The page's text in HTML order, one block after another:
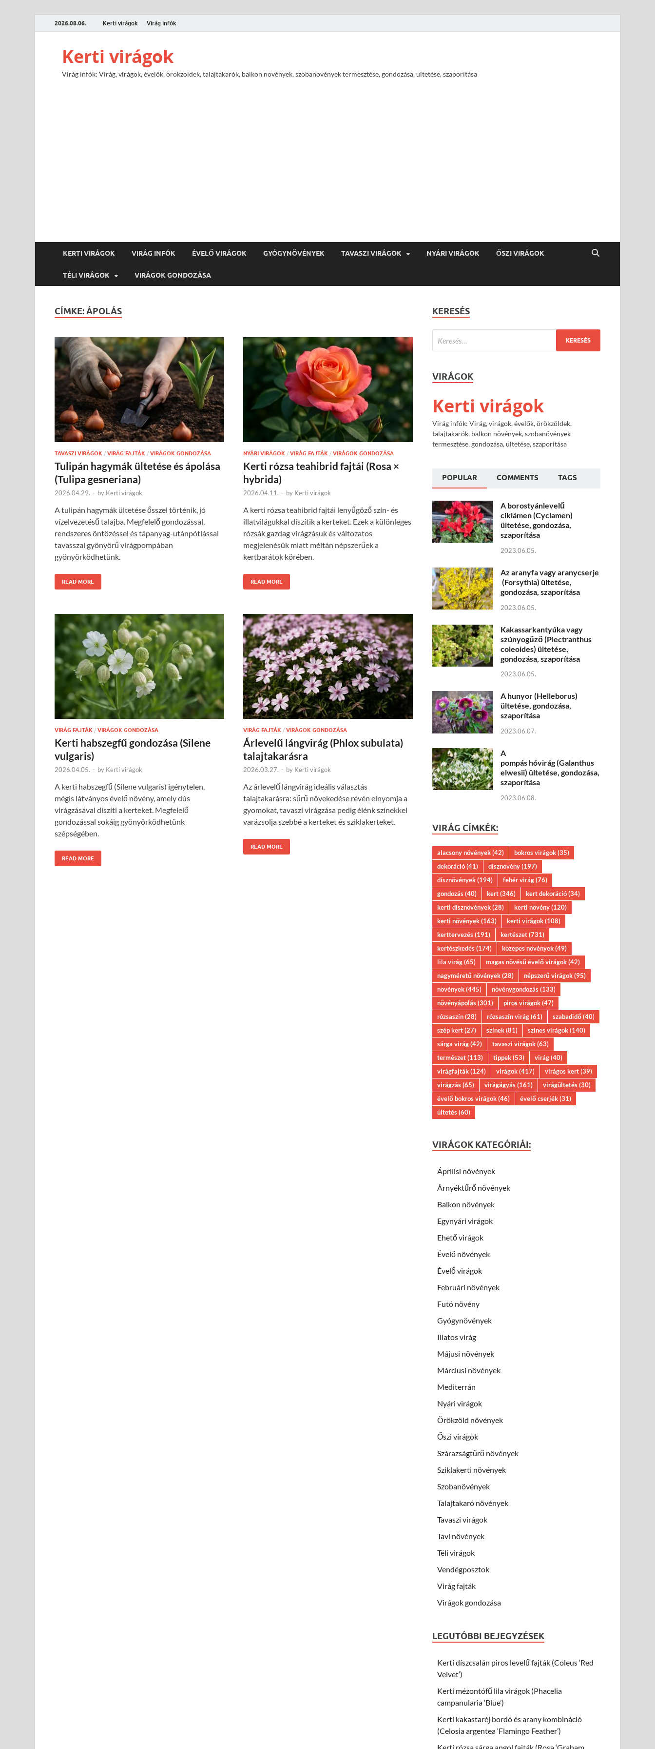
2026.08.06. Kerti virágok Virág infók
Kerti virágok
Virág infók: Virág, virágok, évelők, örökzöldek, talajtakarók, balkon növények, szobanövények termesztése, gondozása, ültetése, szaporítása
KERTI VIRÁGOK VIRÁG INFÓK ÉVELŐ VIRÁGOK GYÓGYNÖVÉNYEK TAVASZI VIRÁGOK NYÁRI VIRÁGOK ŐSZI VIRÁGOK
TÉLI VIRÁGOK VIRÁGOK GONDOZÁSA
CÍMKE:ÁPOLÁS
TAVASZI VIRÁGOK / VIRÁG FAJTÁK / VIRÁGOK GONDOZÁSA
Tulipán hagymák ültetése és ápolása
(Tulipa gesneriana)
2026.04.29. - by Kerti virágok
A tulipán hagymák ültetése ősszel történik, jó
vízelvezetésű talajba. Megfelelő gondozással,
rendszeres öntözéssel és tápanyag-utánpótlással
tavasszal gyönyörű virágpompában
gyönyörködhetünk.
READ MORE
NYÁRI VIRÁGOK / VIRÁG FAJTÁK / VIRÁGOK GONDOZÁSA
Kerti rózsa teahibrid fajtái (Rosa ×
hybrida)
2026.04.11. - by Kerti virágok
A kerti rózsa teahibrid fajtái lenyűgöző szín- és
illatvilágukkal díszítik a kerteket. Ezek a különleges
rózsák gazdag virágzásuk és változatos
megjelenésük miatt méltán népszerűek a
kertbarátok körében.
READ MORE
VIRÁG FAJTÁK / VIRÁGOK GONDOZÁSA
Kerti habszegfű gondozása (Silene
vulgaris)
2026.04.05. - by Kerti virágok
A kerti habszegfű (Silene vulgaris) igénytelen,
mégis látványos évelő növény, amely dús
virágzásával díszíti a kerteket. Megfelelő
gondozással sokáig gyönyörködhetünk
szépségében.
READ MORE
VIRÁG FAJTÁK / VIRÁGOK GONDOZÁSA
Árlevelű lángvirág (Phlox subulata)
talajtakarásra
2026.03.27. - by Kerti virágok
Az árlevelű lángvirág ideális választás
talajtakarásra: sűrű növekedése révén elnyomja a
gyomokat, tavaszi virágzása pedig élénk színekkel
varázsolja szebbé a kerteket és sziklakerteket.
READ MORE
KERESÉS
VIRÁGOK
Kerti virágok
Virág infók: Virág, virágok, évelők, örökzöldek,
talajtakarók, balkon növények, szobanövények
termesztése, gondozása, ültetése, szaporítása
POPULAR COMMENTS TAGS
A borostyánlevelű
ciklámen (Cyclamen)
ültetése, gondozása,
szaporítása
2023.06.05.
Az aranyfa vagy aranycserje
(Forsythia) ültetése,
gondozása, szaporítása
2023.06.05.
Kakassarkantyúka vagy
szúnyogűző (Plectranthus
coleoides) ültetése,
gondozása, szaporítása
2023.06.05.
A hunyor (Helleborus)
ültetése, gondozása,
szaporítása
2023.06.07.
A
pompás hóvirág (Galanthus
elwesii) ültetése, gondozása,
szaporítása
2023.06.08.
VIRÁG CÍMKÉK:
alacsony növények(42) bokros virágok(35)
dekoráció(41) dísznövény(197)
dísznövények(194) fehér virág(76)
gondozás(40) kert(346) kert dekoráció(34)
kerti dísznövények(28) kerti növény(120)
kerti növények(163) kerti virágok(108)
kerttervezés(191) kertészet(731)
kertészkedés(174) közepes növények(49)
lila virág(65) magas növésű évelő virágok(42)
nagyméretű növények(28) népszerű virágok(95)
növények(445) növénygondozás(133)
növényápolás(301) piros virágok(47)
rózsaszín(28) rózsaszín virág(61) szabadidő(40)
szép kert(27) színek(81) színes virágok(140)
sárga virág(42) tavaszi virágok(63)
természet(113) tippek(53) virág(40)
virágfajták(124) virágok(417) virágos kert(39)
virágzás(65) virágágyás(161) virágültetés(30)
évelő bokros virágok(46) évelő cserjék(31)
ültetés(60)
VIRÁGOK KATEGÓRIÁI:
Áprilisi növények
Árnyéktűrő növények
Balkon növények
Egynyári virágok
Ehető virágok
Évelő növények
Évelő virágok
Februári növények
Futó növény
Gyógynövények
Illatos virág
Májusi növények
Márciusi növények
Mediterrán
Nyári virágok
Örökzöld növények
Őszi virágok
Szárazságtűrő növények
Sziklakerti növények
Szobanövények
Talajtakaró növények
Tavaszi virágok
Tavi növények
Téli virágok
Vendégposztok
Virág fajták
Virágok gondozása
LEGUTÓBBI BEJEGYZÉSEK
Kerti díszcsalán piros levelű fajták (Coleus ‘Red
Velvet’)
Kerti mézontófű lila virágok (Phacelia
campanularia ‘Blue’)
Kerti kakastaréj bordó és arany kombináció
(Celosia argentea ‘Flamingo Feather’)